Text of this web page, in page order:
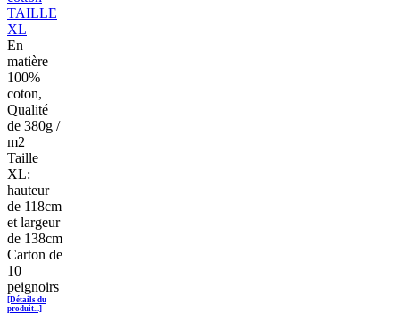
En
matière
100%
coton,
Qualité
de 380g /
m2
Taille
XL:
hauteur
de 118cm
et largeur
de 138cm
Carton de
10
peignoirs
[Détails du
produit...]